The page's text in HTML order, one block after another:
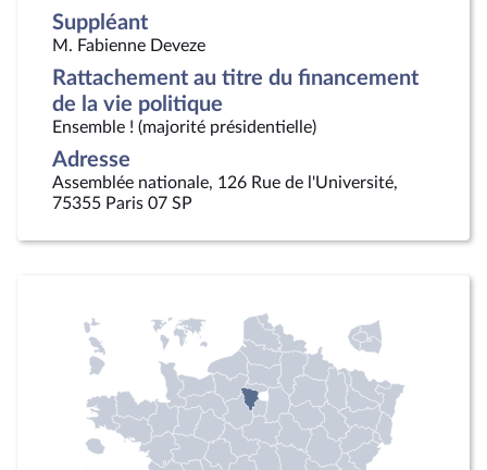
Suppléant
M. Fabienne Deveze
Rattachement au titre du financement
de la vie politique
Ensemble ! (majorité présidentielle)
Adresse
Assemblée nationale, 126 Rue de l'Université,
75355 Paris 07 SP